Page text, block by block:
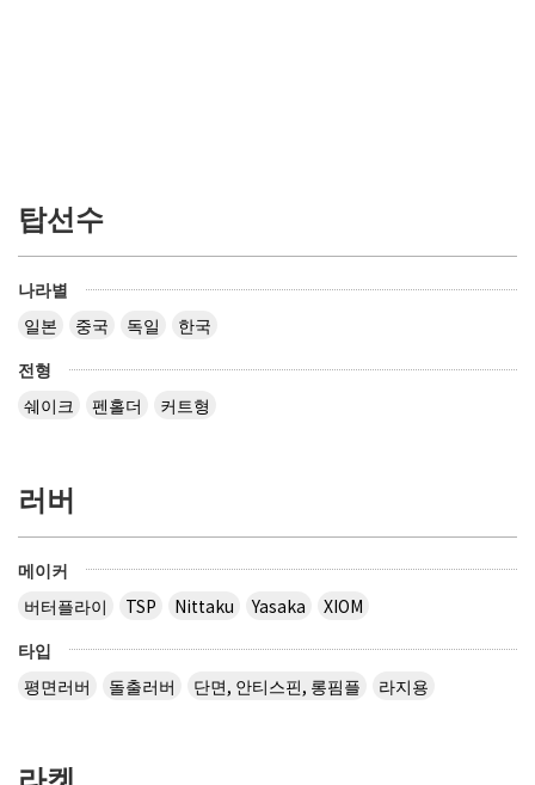
탑선수
나라별
일본
중국 독일
한국
전형
쉐이크
펜홀더 커트형
러버
메이커
버터플라이
TSP Nittaku Yasaka
XIOM
타입
평면러버
돌출러버 단면, 안티스핀, 롱핌플 라지용